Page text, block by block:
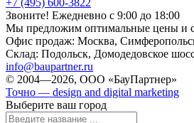
Звоните! Ежедневно с 9:00 до 18:00
Мы предложим оптимальные цены и
Офис продаж: Москва,
Склад: Подольск, Домодедовское
info@baupartner.ru
© 2004—2026, ООО «БауПартнер»
Точно — design and digital marketing
Выберите ваш город